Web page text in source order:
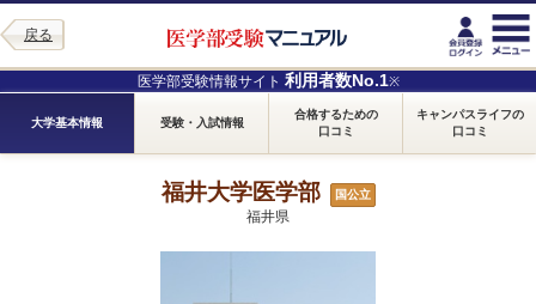
戻る
医学部受験情報サイト 利用者数No.1※
大学基本情報 受験・入試情報
合格するための
口コミ
キャンパスライフの
口コミ
福井大学医学部 国公立
福井県